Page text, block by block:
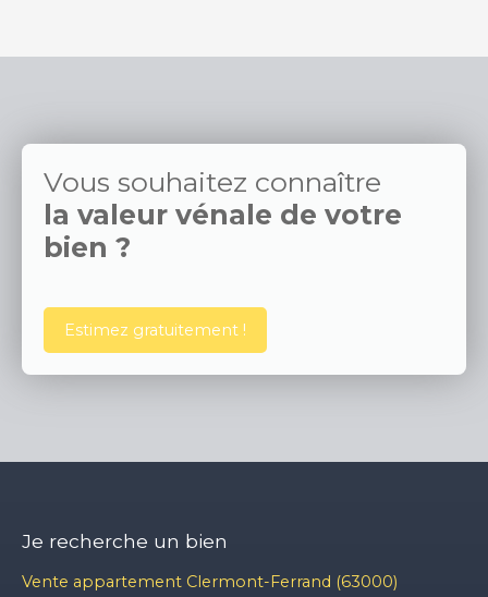
Vous souhaitez connaître
la valeur vénale de votre
bien ?
Estimez gratuitement !
Je recherche un bien
Vente appartement Clermont-Ferrand (63000)